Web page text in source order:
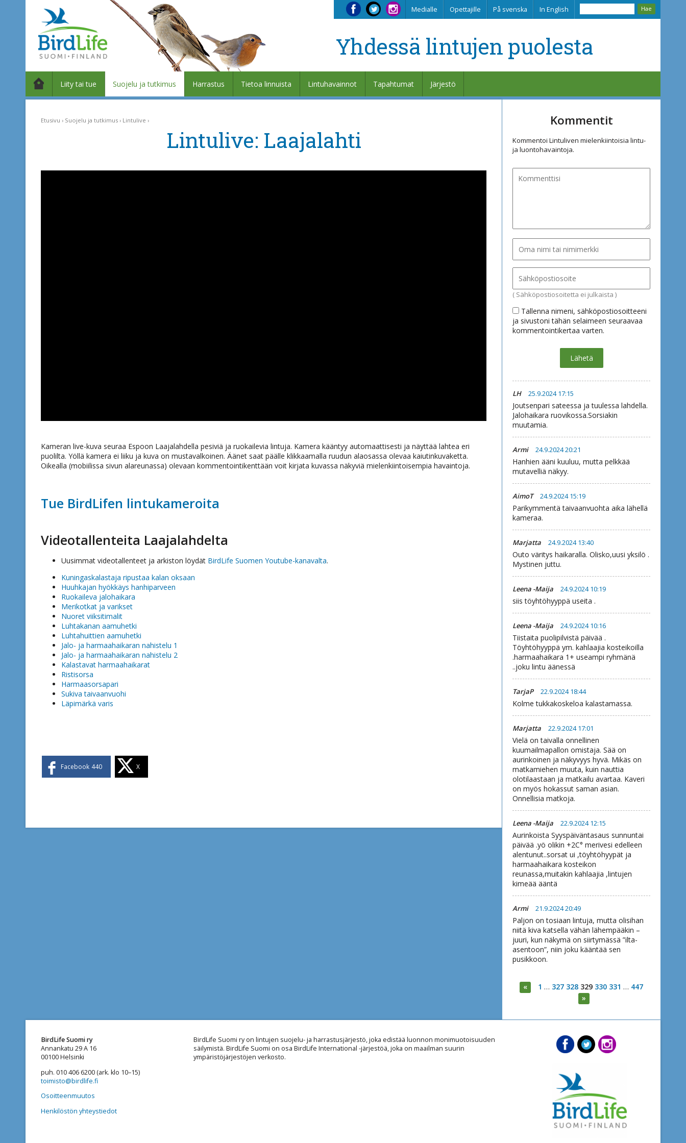
Medialle Opettajille På svenska In English
Yhdessä lintujen puolesta
Liity tai tue Suojelu ja tutkimus Harrastus Tietoa linnuista Lintuhavainnot Tapahtumat Järjestö
Etusivu Suojelu ja tutkimus Lintulive
Lintulive: Laajalahti
Kameran live-kuva seuraa Espoon Laajalahdella pesiviä ja ruokailevia lintuja. Kamera kääntyy automaattisesti ja näyttää lahtea eri
puolilta. Yöllä kamera ei liiku ja kuva on mustavalkoinen. Äänet saat päälle klikkaamalla ruudun alaosassa olevaa kaiutinkuvaketta.
Oikealla (mobiilissa sivun alareunassa) olevaan kommentointikenttään voit kirjata kuvassa näkyviä mielenkiintoisempia havaintoja.
Tue BirdLifen lintukameroita
Videotallenteita Laajalahdelta
Uusimmat videotallenteet ja arkiston löydät BirdLife Suomen Youtube-kanavalta.
Kuningaskalastaja ripustaa kalan oksaan
Huuhkajan hyökkäys hanhiparveen
Ruokaileva jalohaikara
Merikotkat ja varikset
Nuoret viiksitimalit
Luhtakanan aamuhetki
Luhtahuittien aamuhetki
Jalo- ja harmaahaikaran nahistelu 1
Jalo- ja harmaahaikaran nahistelu 2
Kalastavat harmaahaikarat
Ristisorsa
Harmaasorsapari
Sukiva taivaanvuohi
Läpimärkä varis
Facebook 440 X
Kommentit
Kommentoi Lintuliven mielenkiintoisia lintu-
ja luontohavaintoja.
( Sähköpostiosoitetta ei julkaista )
Tallenna nimeni, sähköpostiosoitteeni
ja sivustoni tähän selaimeen seuraavaa
kommentointikertaa varten.
LH 25.9.2024 17:15
Joutsenpari sateessa ja tuulessa lahdella.
Jalohaikara ruovikossa.Sorsiakin
muutamia.
Armi 24.9.2024 20:21
Hanhien ääni kuuluu, mutta pelkkää
mutavelliä näkyy.
AimoT 24.9.2024 15:19
Parikymmentä taivaanvuohta aika lähellä
kameraa.
Marjatta 24.9.2024 13:40
Outo väritys haikaralla. Olisko,uusi yksilö .
Mystinen juttu.
Leena -Maija 24.9.2024 10:19
siis töyhtöhyyppä useita .
Leena -Maija 24.9.2024 10:16
Tiistaita puolipilvistä päivää .
Töyhtöhyyppä ym. kahlaajia kosteikoilla
.harmaahaikara 1+ useampi ryhmänä
..joku lintu äänessä
TarjaP 22.9.2024 18:44
Kolme tukkakoskeloa kalastamassa.
Marjatta 22.9.2024 17:01
Vielä on taivalla onnellinen
kuumailmapallon omistaja. Sää on
aurinkoinen ja näkyvyys hyvä. Mikäs on
matkamiehen muuta, kuin nauttia
olotilaastaan ja matkailu avartaa. Kaveri
on myös hokassut saman asian.
Onnellisia matkoja.
Leena -Maija 22.9.2024 12:15
Aurinkoista Syyspäiväntasaus sunnuntai
päivää .yö olikin +2C° merivesi edelleen
alentunut..sorsat ui ,töyhtöhyypät ja
harmaahaikara kosteikon
reunassa,muitakin kahlaajia ,lintujen
kimeää ääntä
Armi 21.9.2024 20:49
Paljon on tosiaan lintuja, mutta olisihan
niitä kiva katsella vähän lähempääkin –
juuri, kun näkymä on siirtymässä ”ilta-
asentoon”, niin joku kääntää sen
pusikkoon.
« 1 … 327 328 329 330 331 … 447
»
BirdLife Suomi ry
Annankatu 29 A 16
00100 Helsinki
puh. 010 406 6200 (ark. klo 10–15)
toimisto@birdlife.fi
Osoitteenmuutos
Henkilöstön yhteystiedot
BirdLife Suomi ry on lintujen suojelu- ja harrastusjärjestö, joka edistää luonnon monimuotoisuuden
säilymistä. BirdLife Suomi on osa BirdLife International -järjestöä, joka on maailman suurin
ympäristöjärjestöjen verkosto.